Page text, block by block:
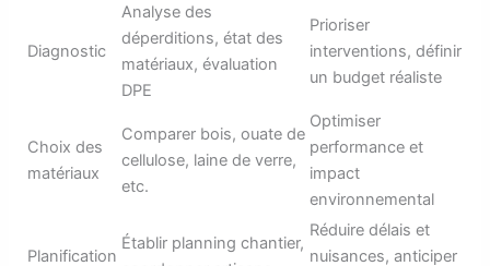
Diagnostic
Analyse des
déperditions, état des
matériaux, évaluation
DPE
Prioriser
interventions, définir
un budget réaliste
Choix des
matériaux
Comparer bois, ouate de
cellulose, laine de verre,
etc.
Optimiser
performance et
impact
environnemental
Planification
Établir planning chantier,
Réduire délais et
nuisances, anticiper